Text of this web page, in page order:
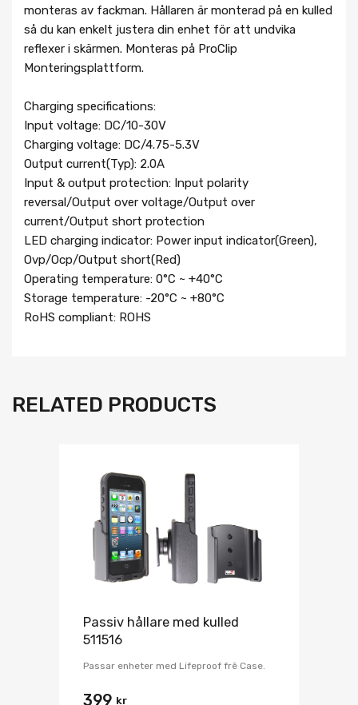
monteras av fackman. Hållaren är monterad på en kulled
så du kan enkelt justera din enhet för att undvika
reflexer i skärmen. Monteras på ProClip
Monteringsplattform.
Charging specifications:
Input voltage: DC/10-30V
Charging voltage: DC/4.75-5.3V
Output current(Typ): 2.0A
Input & output protection: Input polarity
reversal/Output over voltage/Output over
current/Output short protection
LED charging indicator: Power input indicator(Green),
Ovp/Ocp/Output short(Red)
Operating temperature: 0°C ~ +40°C
Storage temperature: -20°C ~ +80°C
RoHS compliant: ROHS
RELATED PRODUCTS
Passiv hållare med kulled
511516
Passar enheter med Lifeproof frē Case.
399 kr